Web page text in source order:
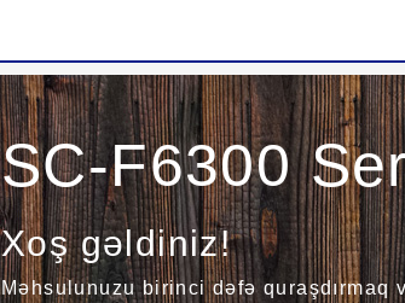
SC-F6300
Xoş gəldiniz!
Məhsulunuzu birinci dəfə quraşdırmaq